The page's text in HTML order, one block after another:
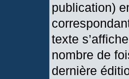
publication)
texte
nombre de
dernière